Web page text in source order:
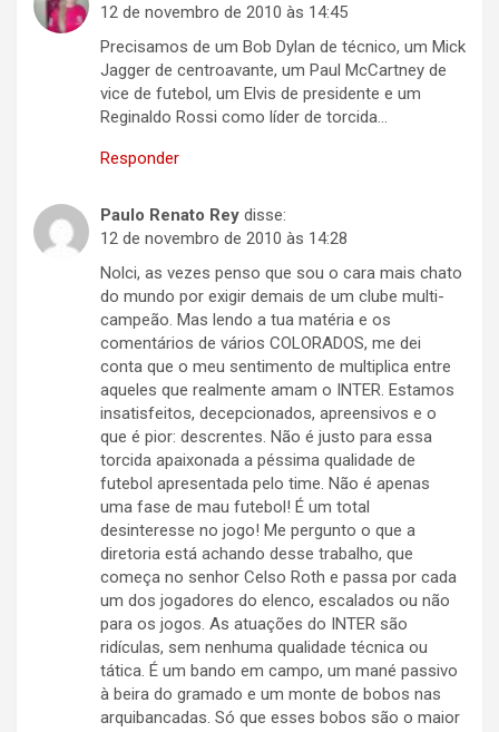
12 de novembro de 2010 às 14:45
Precisamos de um Bob Dylan de técnico, um Mick
Jagger de centroavante, um Paul McCartney de
vice de futebol, um Elvis de presidente e um
Reginaldo Rossi como líder de torcida…
Responder
Paulo Renato Rey disse:
12 de novembro de 2010 às 14:28
Nolci, as vezes penso que sou o cara mais chato
do mundo por exigir demais de um clube multi-
campeão. Mas lendo a tua matéria e os
comentários de vários COLORADOS, me dei
conta que o meu sentimento de multiplica entre
aqueles que realmente amam o INTER. Estamos
insatisfeitos, decepcionados, apreensivos e o
que é pior: descrentes. Não é justo para essa
torcida apaixonada a péssima qualidade de
futebol apresentada pelo time. Não é apenas
uma fase de mau futebol! É um total
desinteresse no jogo! Me pergunto o que a
diretoria está achando desse trabalho, que
começa no senhor Celso Roth e passa por cada
um dos jogadores do elenco, escalados ou não
para os jogos. As atuações do INTER são
ridículas, sem nenhuma qualidade técnica ou
tática. É um bando em campo, um mané passivo
à beira do gramado e um monte de bobos nas
arquibancadas. Só que esses bobos são o maior